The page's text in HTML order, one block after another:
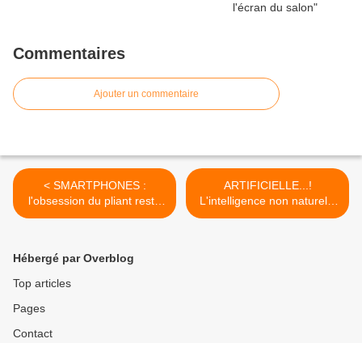
Commentaires
Ajouter un commentaire
< SMARTPHONES :
l'obsession du pliant reste
dans le flou entre Apple "y
ARTIFICIELLE...!
L'intelligence non naturelle
plongée dans une
Hébergé par Overblog
Top articles
Pages
Contact